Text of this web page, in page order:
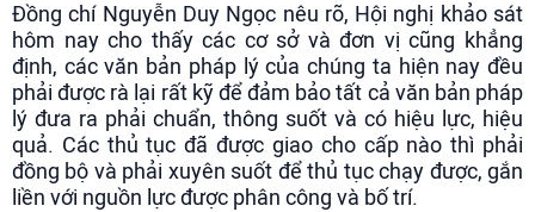
Đồng chí Nguyễn Duy Ngọc nêu rõ, Hội nghị khảo sát
hôm nay cho thấy các cơ sở và đơn vị cũng khẳng
định, các văn bản pháp lý của chúng ta hiện nay đều
phải được rà lại rất kỹ để đảm bảo tất cả văn bản pháp
lý đưa ra phải chuẩn, thông suốt và có hiệu lực, hiệu
quả. Các thủ tục đã được giao cho cấp nào thì phải
đồng bộ và phải xuyên suốt để thủ tục chạy được, gắn
liền với nguồn lực được phân công và bố trí.